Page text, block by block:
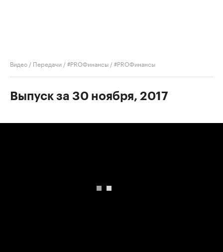
Видео / Передачи /#PROФинансы /#PROФинансы
Выпуск за 30 ноября, 2017